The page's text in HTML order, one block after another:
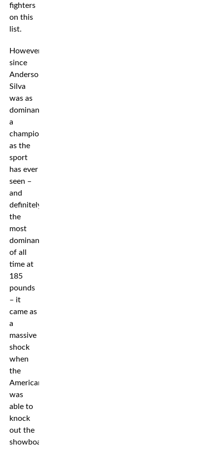
fighters
on this
list.
However,
since
Anderson
Silva
was as
dominant
a
champion
as the
sport
has ever
seen –
and
definitely
the
most
dominant
of all
time at
185
pounds
– it
came as
a
massive
shock
when
the
American
was
able to
knock
out the
showboating